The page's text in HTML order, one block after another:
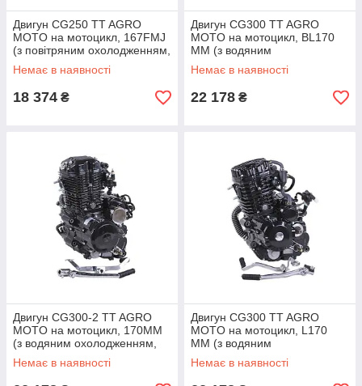
Двигун CG250 TT AGRO
MOTO на мотоцикл, 167FMJ
(з повітряним охолодженням,
бензиновий)
Немає в наявності
18 374 ₴
Двигун CG300 TT AGRO
MOTO на мотоцикл, BL170
ММ (з водяним
охолодженням, бензиновий)
Немає в наявності
22 178 ₴
Двигун CG300-2 TT AGRO
MOTO на мотоцикл, 170ММ
(з водяним охолодженням,
бензиновий)
Немає в наявності
Двигун CG300 TT AGRO
MOTO на мотоцикл, L170
ММ (з водяним
охолодженням, бензиновий)
Немає в наявності